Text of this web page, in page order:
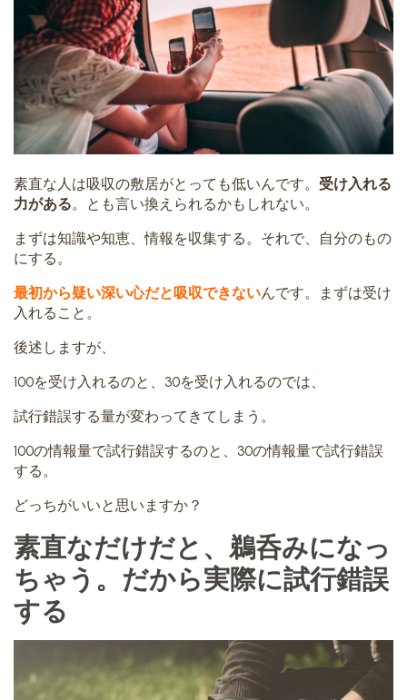
素直な人は吸収の敷居がとっても低いんです。 受け入れる
力がある。とも言い換えられるかもしれない。
まずは知識や知恵、情報を収集する。それで、自分のもの
にする。
最初から疑い深い心だと吸収できないんです。まずは受け
入れること。
後述しますが、
100を受け入れるのと、30を受け入れるのでは、
試行錯誤する量が変わってきてしまう。
100の情報量で試行錯誤するのと、30の情報量で試行錯誤
する。
どっちがいいと思いますか？
素直なだけだと、鵜呑みになっ
ちゃう。だから実際に試行錯誤
する